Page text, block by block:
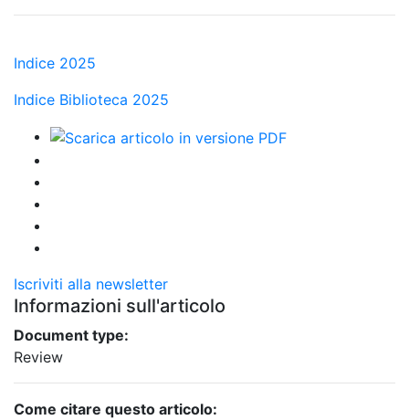
Indice 2025
Indice Biblioteca 2025
Iscriviti alla newsletter
Informazioni sull'articolo
Document type:
Review
Come citare questo articolo: